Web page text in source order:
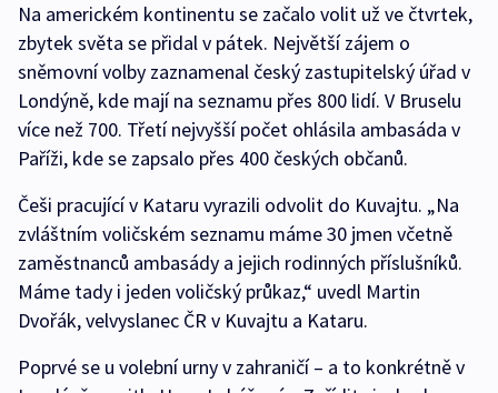
Na americkém kontinentu se začalo volit už ve čtvrtek,
zbytek světa se přidal v pátek. Největší zájem o
sněmovní volby zaznamenal český zastupitelský úřad v
Londýně, kde mají na seznamu přes 800 lidí. V Bruselu
více než 700. Třetí nejvyšší počet ohlásila ambasáda v
Paříži, kde se zapsalo přes 400 českých občanů.
Češi pracující v Kataru vyrazili odvolit do Kuvajtu. „Na
zvláštním voličském seznamu máme 30 jmen včetně
zaměstnanců ambasády a jejich rodinných příslušníků.
Máme tady i jeden voličský průkaz,“ uvedl Martin
Dvořák, velvyslanec ČR v Kuvajtu a Kataru.
Poprvé se u volební urny v zahraničí – a to konkrétně v